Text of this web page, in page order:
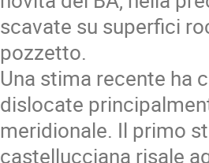
scavate su superfici
pozzetto.
Una stima recente ha
dislocate
meridionale. Il primo
castellucciana risale